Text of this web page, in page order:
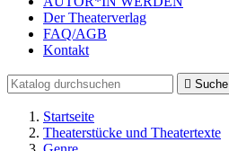
Der Theaterverlag
FAQ/AGB
Kontakt
 Suche
Startseite
Theaterstücke und Theatertexte